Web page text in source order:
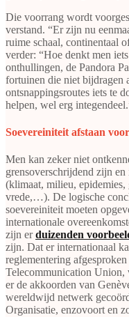
Die voorrang wordt
verstand. “Er zijn nu
ruime schaal, continentaal
verder: “Hoe denkt men
onthullingen, de Pandora
fortuinen die niet bijdragen
ontsnappingsroutes iets te
helpen, wel erg
Soevereiniteit afstaan
Men kan zeker niet
grensoverschrijdend zijn
(klimaat, milieu,
vrede,…). De logische
soevereiniteit moeten
internationale
zijn erduizenden
zijn. Dat er internationaal
reglementering
Telecommunication
er de akkoorden van
wereldwijd netwerk
Organisatie, enzovoort en